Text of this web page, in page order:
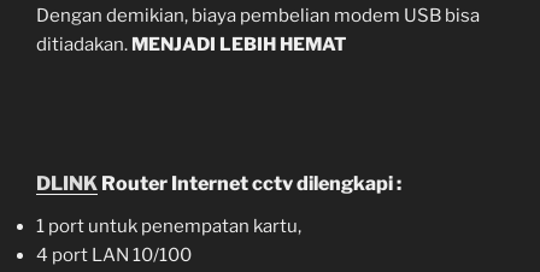
Dengan demikian, biaya pembelian modem USB bisa
ditiadakan. MENJADI LEBIH HEMAT
DLINK Router Internet cctv dilengkapi :
1 port untuk penempatan kartu,
4 port LAN 10/100